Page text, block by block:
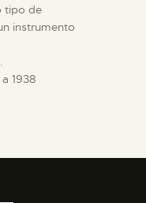
tipo de
instrumento
1938